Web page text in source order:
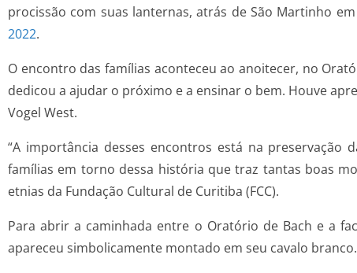
procissão com suas lanternas, atrás de São Martinho
2022.
O encontro das famílias aconteceu ao anoitecer, no
dedicou a ajudar o próximo e a ensinar o bem. Houve
Vogel West.
“A importância desses encontros está na preservação
famílias em torno dessa história que traz tantas boas
etnias da Fundação Cultural de Curitiba (FCC).
Para abrir a caminhada entre o Oratório de Bach e a
apareceu simbolicamente montado em seu cavalo branco.